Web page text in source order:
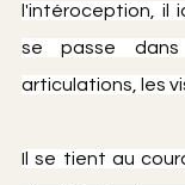
l'intéroception, il
se passe
articulations, les
Il se tient au